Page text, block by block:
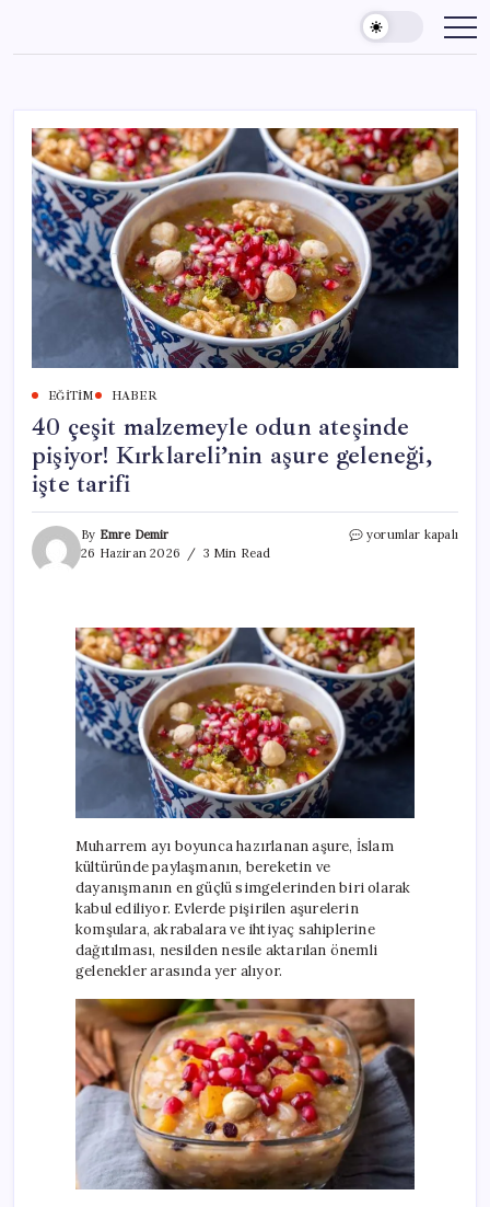
content
EĞITIM HABER
40 çeşit malzemeyle odun ateşinde
pişiyor! Kırklareli’nin aşure geleneği,
işte tarifi
By Emre Demir
26 Haziran 2026
3 Min Read
40
pişiyor!
Kırklareli’nin
aşure
geleneği,
işte
tarifi
için
yorumlar kapalı
Muharrem ayı boyunca hazırlanan aşure, İslam
kültüründe paylaşmanın, bereketin ve
dayanışmanın en güçlü simgelerinden biri olarak
kabul ediliyor. Evlerde pişirilen aşurelerin
komşulara, akrabalara ve ihtiyaç sahiplerine
dağıtılması, nesilden nesile aktarılan önemli
gelenekler arasında yer alıyor.